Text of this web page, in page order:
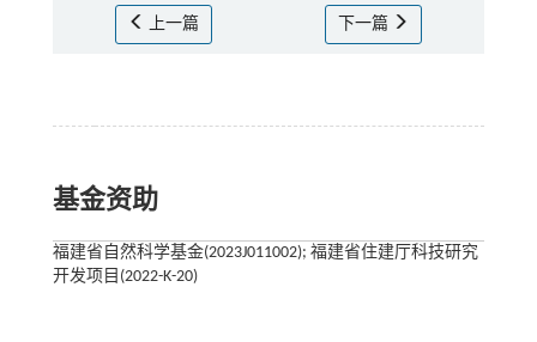
上一篇 下一篇
基金资助
福建省自然科学基金(2023J011002); 福建省住建厅科技研究
开发项目(2022-K-20)